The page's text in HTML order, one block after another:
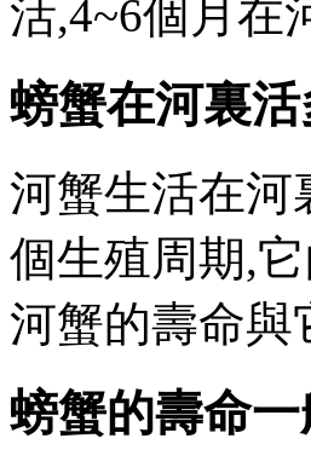
活,4~6個月在
螃蟹在河裏活
河蟹生活在河
個生殖周期,它
河蟹的壽命與
螃蟹的壽命